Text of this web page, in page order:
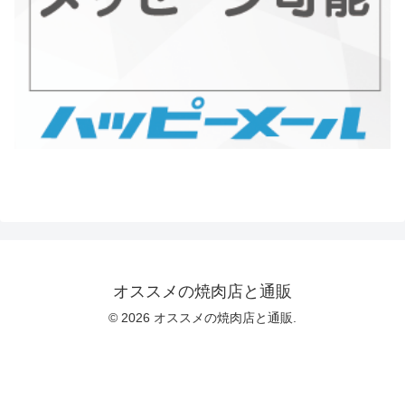
オススメの焼肉店と通販
© 2026 オススメの焼肉店と通販.